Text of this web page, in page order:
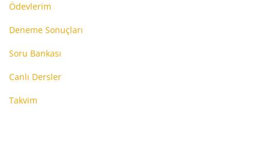
Ödevlerim
Deneme Sonuçları
Soru Bankası
Canlı Dersler
Takvim